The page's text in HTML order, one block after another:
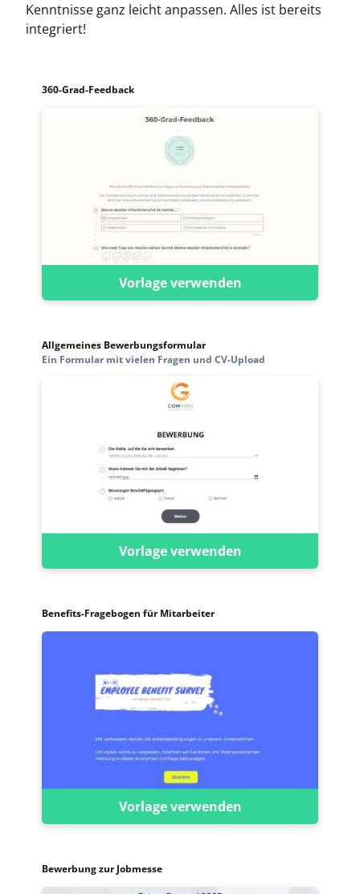
Kenntnisse ganz leicht anpassen. Alles ist bereits
integriert!
360-Grad-Feedback
Vorlage verwenden
Allgemeines Bewerbungsformular
Ein Formular mit vielen Fragen und CV-Upload
Vorlage verwenden
Benefits-Fragebogen für Mitarbeiter
Vorlage verwenden
Bewerbung zur Jobmesse